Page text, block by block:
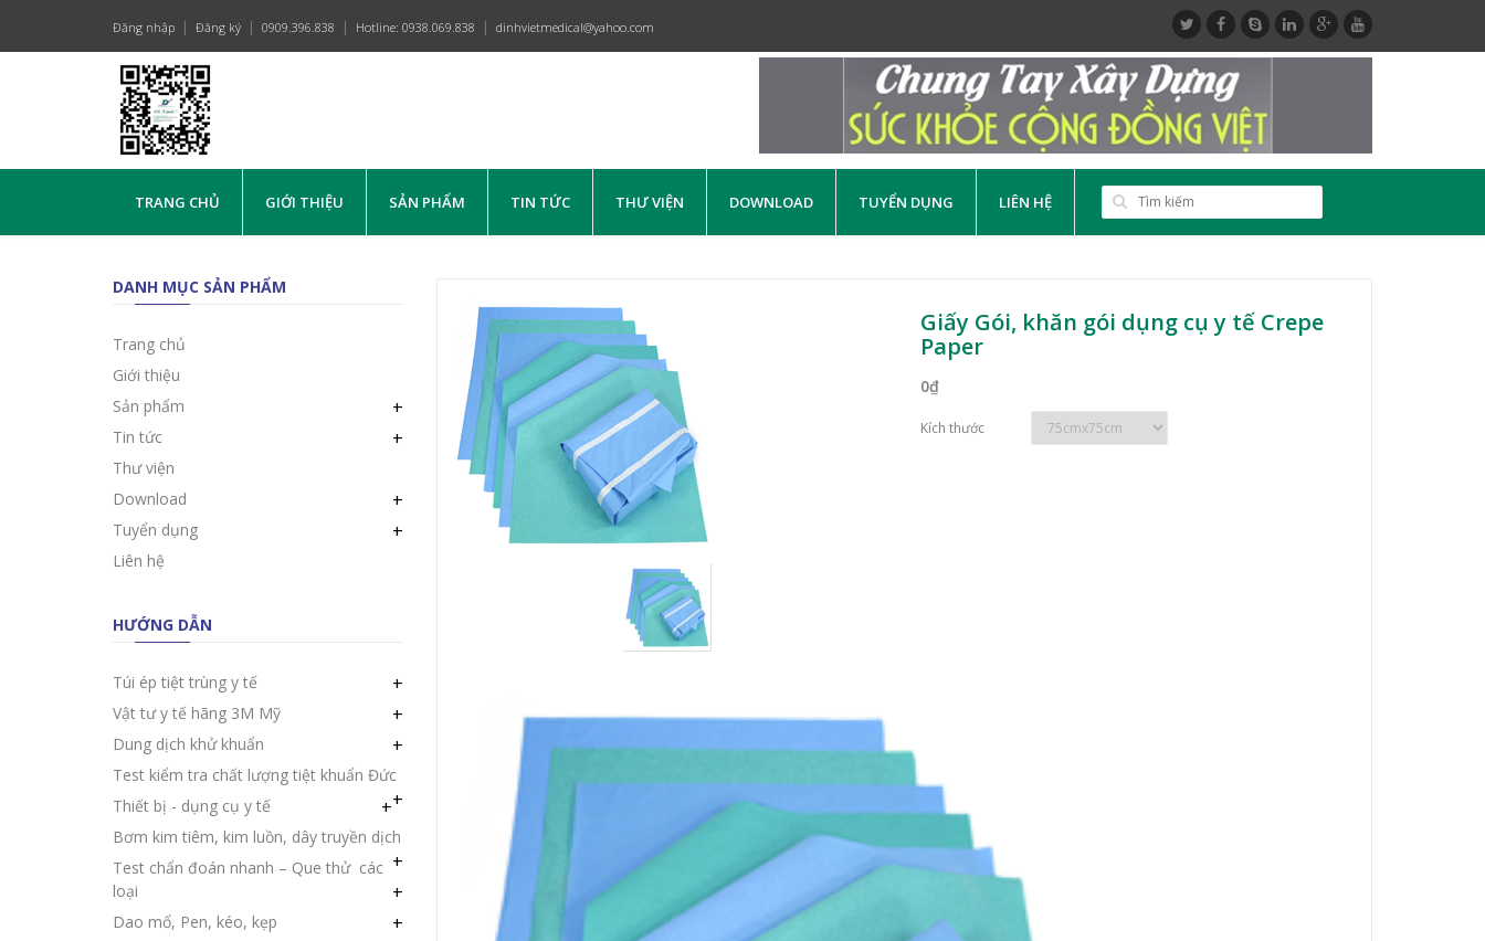
Đăng nhập Đăng ký 0909.396.838 Hotline: 0938.069.838 dinhvietmedical@yahoo.com
TRANG CHỦ GIỚI THIỆU SẢN PHẨM TIN TỨC THƯ VIỆN DOWNLOAD TUYỂN DỤNG LIÊN HỆ
DANH MỤC SẢN PHẨM
Trang chủ
Giới thiệu
Sản phẩm
+
Tin tức +
Thư viện
Download
+
Tuyển dụng +
Liên hệ
HƯỚNG DẪN
Túi ép tiệt trùng y tế +
Vật tư y tế hãng 3M Mỹ +
Dung dịch khử khuẩn +
Test kiểm tra chất lượng tiệt khuẩn Đức
+
Thiết bị - dụng cụ y tế +
Bơm kim tiêm, kim luồn, dây truyền dịch
+
Test chẩn đoán nhanh – Que thử các
loại
+
Dao mổ, Pen, kéo, kẹp +
Giấy Gói, khăn gói dụng cụ y tế Crepe
Paper
0₫
Kích thước